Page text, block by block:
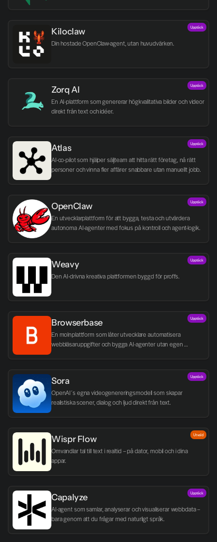
Kiloclaw
Din hostade OpenClaw-agent, utan huvudvärken.
Upptäck
Zorq AI
En AI-plattform som genererar högkvalitativa bilder och videor
direkt från text och idéer.
Upptäck
Atlas
AI-co-pilot som hjälper säljteam att hitta rätt företag, nå rätt
personer och vinna fler affärer snabbare utan manuellt jobb.
Upptäck
OpenClaw
En utvecklarplattform för att bygga, testa och utvärdera
autonoma AI-agenter med fokus på kontroll och agent-logik.
Upptäck
Weavy
Den AI-drivna kreativa plattformen byggd för proffs.
Upptäck
Browserbase
En molnplattform som låter utvecklare automatisera
webbläsaruppgifter och bygga AI-agenter utan egen
Upptäck
Sora
OpenAI´s egna videogenereringsmodell som skapar
realistiska scener, dialog och ljud direkt från text.
Upptäck
Wispr Flow
Omvandlar tal till text i realtid – på dator, mobil och i dina
appar.
Utvald
Capalyze
AI-agent som samlar, analyserar och visualiserar webbdata –
bara genom att du frågar med naturligt språk.
Upptäck